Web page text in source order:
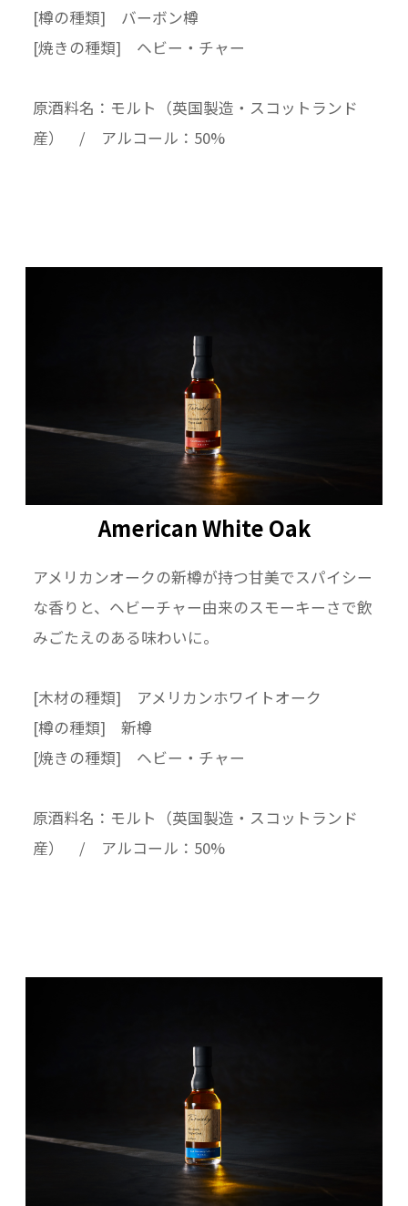
[樽の種類] バーボン樽
[焼きの種類] ヘビー・チャー
原酒料名：モルト（英国製造・スコットランド
産） / アルコール：50%
American White Oak
アメリカンオークの新樽が持つ甘美でスパイシー
な香りと、ヘビーチャー由来のスモーキーさで飲
みごたえのある味わいに。
[木材の種類] アメリカンホワイトオーク
[樽の種類] 新樽
[焼きの種類] ヘビー・チャー
原酒料名：モルト（英国製造・スコットランド
産） / アルコール：50%